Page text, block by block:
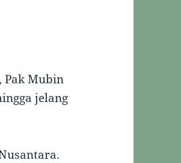
Pak Mubin
jelang